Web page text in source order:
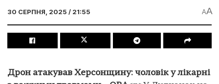
30 СЕРПНЯ, 2025 / 21:55 AA
Дрон атакував Херсонщину: чоловік у лікарні